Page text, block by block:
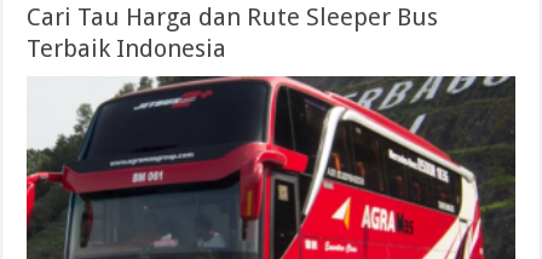
Cari Tau Harga dan Rute Sleeper Bus
Terbaik Indonesia